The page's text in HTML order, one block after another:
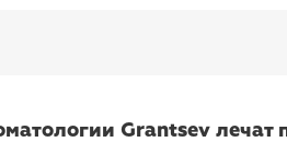
Grantsev лечат